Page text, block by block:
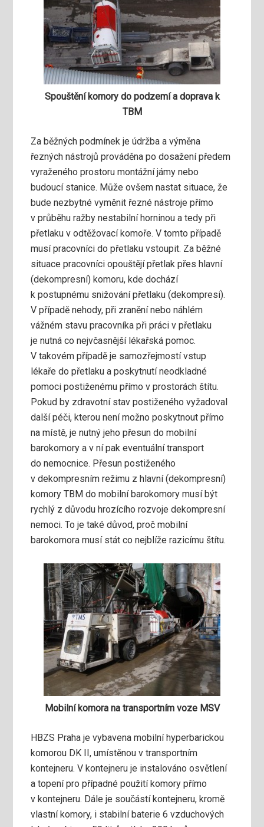
Spouštění komory do podzemí a doprava k
TBM
Za běžných podmínek je údržba a výměna
řezných nástrojů prováděna po dosažení předem
vyraženého prostoru montážní jámy nebo
budoucí stanice. Může ovšem nastat situace, že
bude nezbytné vyměnit řezné nástroje přímo
v průběhu ražby nestabilní horninou a tedy při
přetlaku v odtěžovací komoře. V tomto případě
musí pracovníci do přetlaku vstoupit. Za běžné
situace pracovníci opouštějí přetlak přes hlavní
(dekompresní) komoru, kde dochází
k postupnému snižování přetlaku (dekompresi).
V případě nehody, při zranění nebo náhlém
vážném stavu pracovníka při práci v přetlaku
je nutná co nejvčasnější lékařská pomoc.
V takovém případě je samo­zřejmostí vstup
lékaře do přetlaku a poskytnutí neodkladné
pomoci postiženému přímo v prostorách štítu.
Pokud by zdravotní stav postiženého vyžadoval
další péči, kterou není možno poskytnout přímo
na místě, je nutný jeho přesun do mobilní
barokomory a v ní pak eventuální transport
do nemocnice. Přesun posti­ženého
v dekompresním režimu z hlavní (dekompresní)
komory TBM do mobilní barokomory musí být
rychlý z důvodu hrozícího rozvoje dekompresní
nemoci. To je také důvod, proč mobilní
barokomora musí stát co nej­blíže razicímu štítu.
Mobilní komora na transportním voze MSV
HBZS Praha je vybavena mobilní hyperbarickou
komorou DK II, umístěnou v transportním
kontejneru. V kontejneru je instalováno osvětlení
a topení pro případné použití komory přímo
v kontej­neru. Dále je součástí kontej­neru, kromě
vlastní komory, i stabilní baterie 6 vzduchových